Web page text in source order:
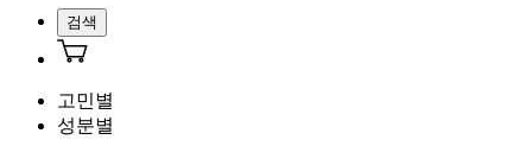
검색
고민별
성분별